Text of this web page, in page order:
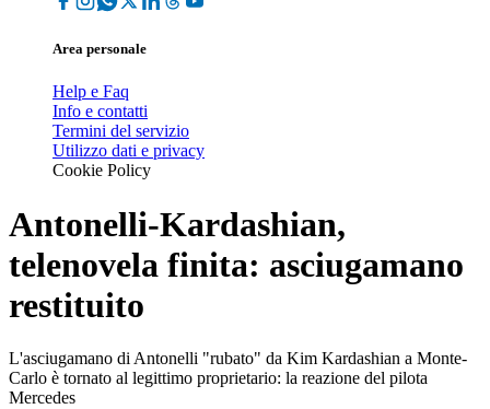
Area personale
Help e Faq
Info e contatti
Termini del servizio
Utilizzo dati e privacy
Cookie Policy
Antonelli-Kardashian,
telenovela finita: asciugamano
restituito
L'asciugamano di Antonelli "rubato" da Kim Kardashian a Monte-
Carlo è tornato al legittimo proprietario: la reazione del pilota
Mercedes